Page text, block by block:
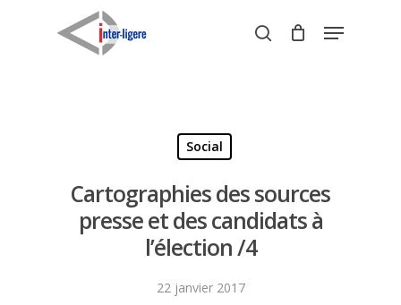
search
Menu
Social
Cartographies des sources
presse et des candidats à
l’élection /4
22 janvier 2017